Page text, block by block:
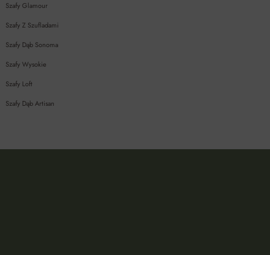
Szafy Glamour
Szafy Z Szufladami
Szafy Dąb Sonoma
Szafy Wysokie
Szafy Loft
Szafy Dąb Artisan